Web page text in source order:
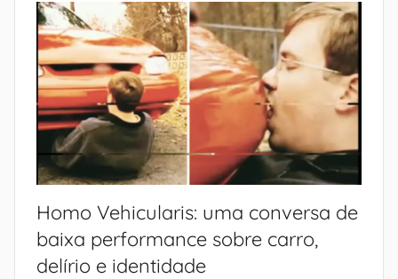
Homo Vehicularis: uma conversa de
baixa performance sobre carro,
delírio e identidade